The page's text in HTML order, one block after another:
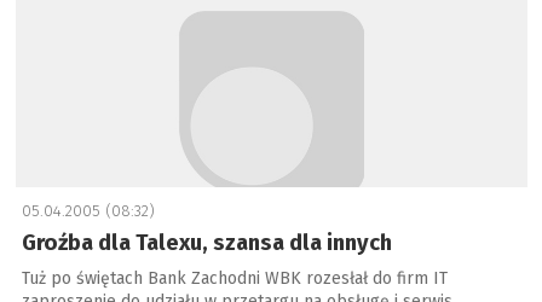
05.04.2005 (08:32)
Groźba dla Talexu, szansa dla innych
Tuż po świętach Bank Zachodni WBK rozesłał do firm IT